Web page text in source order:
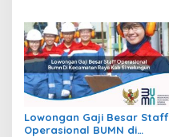
Lowongan Gaji Besar Staff
Operasional BUMN di